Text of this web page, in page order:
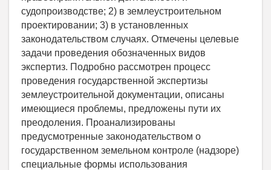
судопроизводстве; 2) в землеустроительном
проектировании; 3) в установленных
законодательством случаях. Отмечены целевые
задачи проведения обозначенных видов
экспертиз. Подробно рассмотрен процесс
проведения государственной экспертизы
землеустроительной документации, описаны
имеющиеся проблемы, предложены пути их
преодоления. Проанализированы
предусмотренные законодательством о
государственном земельном контроле (надзоре)
специальные формы использования